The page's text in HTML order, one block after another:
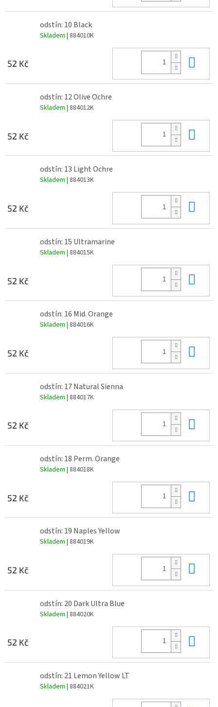
odstín: 10 Black
Skladem | 884010K
52 Kč
odstín: 12 Olive Ochre
Skladem | 884012K
52 Kč
odstín: 13 Light Ochre
Skladem | 884013K
52 Kč
odstín: 15 Ultramarine
Skladem | 884015K
52 Kč
odstín: 16 Mid. Orange
Skladem | 884016K
52 Kč
odstín: 17 Natural Sienna
Skladem | 884017K
52 Kč
odstín: 18 Perm. Orange
Skladem | 884018K
52 Kč
odstín: 19 Naples Yellow
Skladem | 884019K
52 Kč
odstín: 20 Dark Ultra Blue
Skladem | 884020K
52 Kč
odstín: 21 Lemon Yellow LT
Skladem | 884021K